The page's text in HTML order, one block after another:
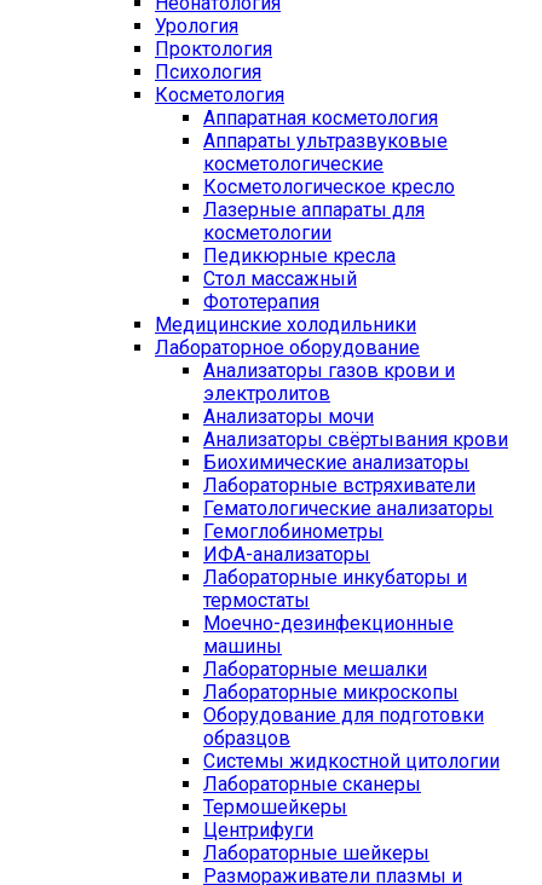
Урология
Проктология
Психология
Косметология
Аппаратная косметология
Аппараты ультразвуковые
косметологические
Косметологическое кресло
Лазерные аппараты для
косметологии
Педикюрные кресла
Стол массажный
Фототерапия
Медицинские холодильники
Лабораторное оборудование
Анализаторы газов крови и
электролитов
Анализаторы мочи
Анализаторы свёртывания крови
Биохимические анализаторы
Лабораторные встряхиватели
Гематологические анализаторы
Гемоглобинометры
ИФА-анализаторы
Лабораторные инкубаторы и
термостаты
Моечно-дезинфекционные
машины
Лабораторные мешалки
Лабораторные микроскопы
Оборудование для подготовки
образцов
Системы жидкостной цитологии
Лабораторные сканеры
Термошейкеры
Центрифуги
Лабораторные шейкеры
Размораживатели плазмы и